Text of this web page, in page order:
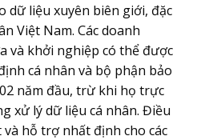
dữ liệu xuyên biên giới, đặc
Việt Nam. Các doanh
và khởi nghiệp có thể được
cá nhân và bộ phận bảo
năm đầu, trừ khi họ trực
xử lý dữ liệu cá nhân. Điều
hỗ trợ nhất định cho các